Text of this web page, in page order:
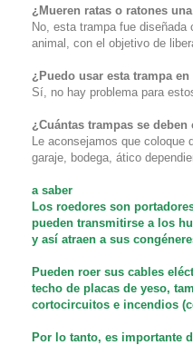
¿Mueren ratas o ratones
No, esta trampa fue
animal, con el objetivo de
¿Puedo usar esta trampa
Sí, no hay problema para
¿Cuántas trampas se deben
Le aconsejamos que coloque
garaje, bodega, ático
a saber
Los roedores son
pueden transmitirse a los
y así atraen a sus
Pueden roer sus cables
techo de placas de yeso,
cortocircuitos e incendios
Por lo tanto, es importante